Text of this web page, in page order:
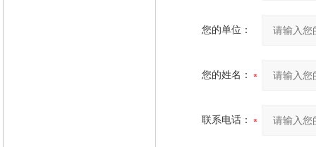
您的单位：
您的姓名：
联系电话：